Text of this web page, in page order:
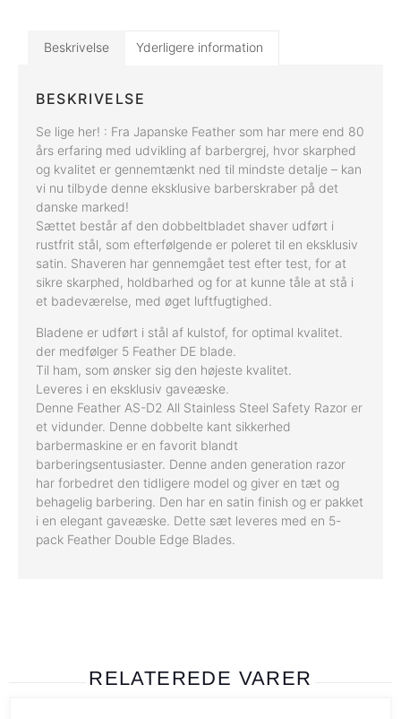
Beskrivelse Yderligere information
BESKRIVELSE
Se lige her! : Fra Japanske Feather som har mere end 80
års erfaring med udvikling af barbergrej, hvor skarphed
og kvalitet er gennemtænkt ned til mindste detalje – kan
vi nu tilbyde denne eksklusive barberskraber på det
danske marked!
Sættet består af den dobbeltbladet shaver udført i
rustfrit stål, som efterfølgende er poleret til en eksklusiv
satin. Shaveren har gennemgået test efter test, for at
sikre skarphed, holdbarhed og for at kunne tåle at stå i
et badeværelse, med øget luftfugtighed.
Bladene er udført i stål af kulstof, for optimal kvalitet.
der medfølger 5 Feather DE blade.
Til ham, som ønsker sig den højeste kvalitet.
Leveres i en eksklusiv gaveæske.
Denne Feather AS-D2 All Stainless Steel Safety Razor er
et vidunder. Denne dobbelte kant sikkerhed
barbermaskine er en favorit blandt
barberingsentusiaster. Denne anden generation razor
har forbedret den tidligere model og giver en tæt og
behagelig barbering. Den har en satin finish og er pakket
i en elegant gaveæske. Dette sæt leveres med en 5-
pack Feather Double Edge Blades.
RELATEREDE VARER